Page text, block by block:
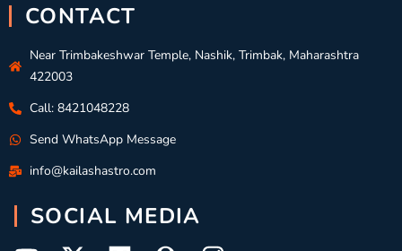
CONTACT
Near Trimbakeshwar Temple, Nashik, Trimbak, Maharashtra
422003
Call: 8421048228
Send WhatsApp Message
info@kailashastro.com
SOCIAL MEDIA